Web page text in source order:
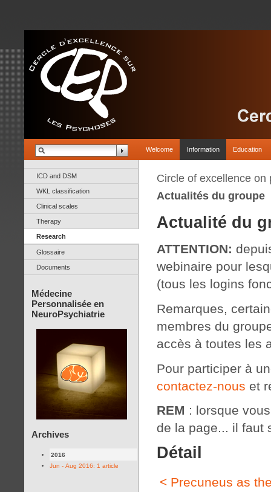
Welcome Information Education
ICD and DSM
WKL classification
Clinical scales
Therapy
Research
Glossaire
Documents
Médecine
Personnalisée en
NeuroPsychiatrie
Archives
2016
Jun - Aug 2016: 1 article
Circle of excellence on
Actualités du groupe
Actualité du
ATTENTION:
webinaire pour
(tous les logins
Remarques,
membres du
accès à toutes les
Pour participer à
contactez-nous et
REM : lorsque
de la page... il faut
Détail
< Precuneus as